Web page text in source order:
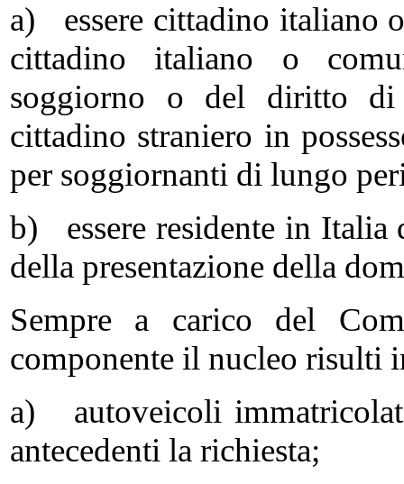
a) essere cittadino italiano
cittadino italiano o
soggiorno o del diritto di
cittadino straniero in
per soggiornanti di lungo
b) essere residente in Italia
della presentazione della
Sempre a carico del
componente il nucleo risulti
a) autoveicoli
antecedenti la richiesta;